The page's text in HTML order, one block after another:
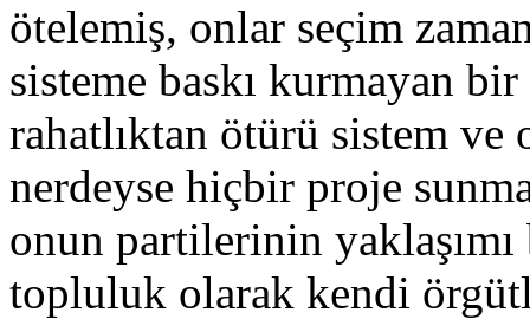
ötelemiş, onlar seçim
sisteme baskı kurmayan
rahatlıktan ötürü sistem
nerdeyse hiçbir proje
onun partilerinin
topluluk olarak kendi